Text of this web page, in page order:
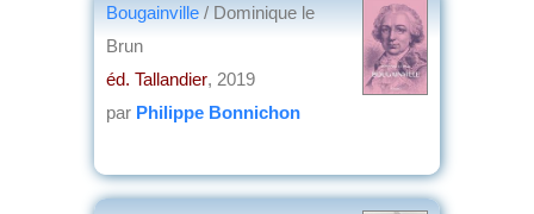
Bougainville / Dominique le
Brun
éd. Tallandier, 2019
par Philippe Bonnichon